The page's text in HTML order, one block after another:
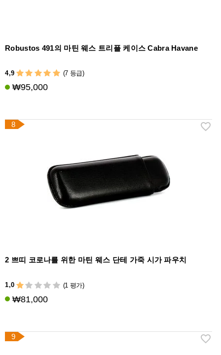
Robustos 491의 마틴 웨스 트리플 케이스 Cabra Havane
4,9 (7 등급)
₩95,000
8
2 쁘띠 코로나를 위한 마틴 웨스 단테 가죽 시가 파우치
1,0 (1 평가)
₩81,000
9